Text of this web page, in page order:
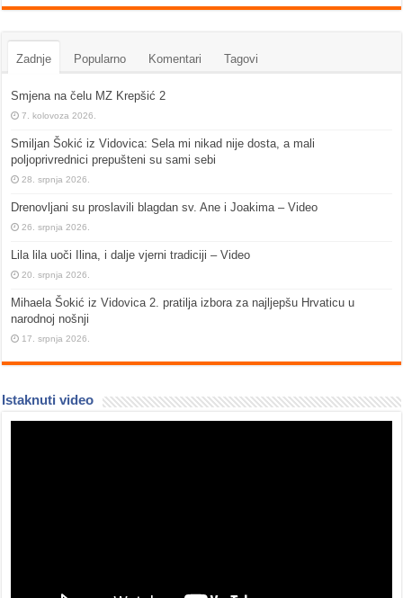
Zadnje Popularno Komentari Tagovi
Smjena na čelu MZ Krepšić 2
7. kolovoza 2026.
Smiljan Šokić iz Vidovica: Sela mi nikad nije dosta, a mali
poljoprivrednici prepušteni su sami sebi
28. srpnja 2026.
Drenovljani su proslavili blagdan sv. Ane i Joakima – Video
26. srpnja 2026.
Lila lila uoči Ilina, i dalje vjerni tradiciji – Video
20. srpnja 2026.
Mihaela Šokić iz Vidovica 2. pratilja izbora za najljepšu Hrvaticu u
narodnoj nošnji
17. srpnja 2026.
Istaknuti video